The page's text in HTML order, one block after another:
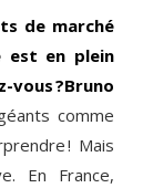
de marché
est en plein
?Bruno
comme
! Mais
En France,